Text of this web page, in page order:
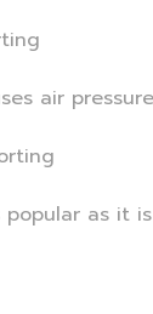
air
popular as it